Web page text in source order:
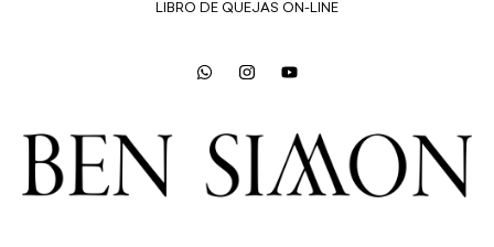
LIBRO DE QUEJAS ON-LINE